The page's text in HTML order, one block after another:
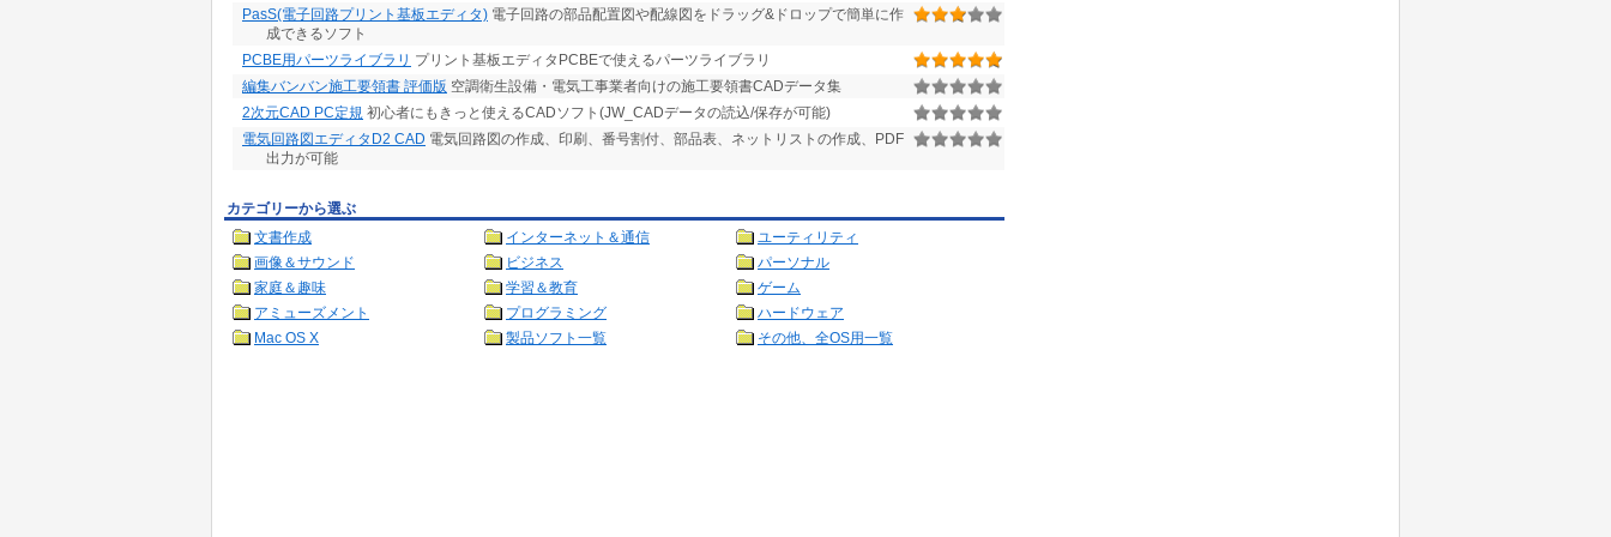
PasS(電子回路プリント基板エディタ) 電子回路の部品配置図や配線図をドラッグ&ドロップで簡単に作
成できるソフト
PCBE用パーツライブラリ プリント基板エディタPCBEで使えるパーツライブラリ
編集バンバン施工要領書 評価版 空調衛生設備・電気工事業者向けの施工要領書CADデータ集
2次元CAD PC定規 初心者にもきっと使えるCADソフト(JW_CADデータの読込/保存が可能)
電気回路図エディタD2 CAD 電気回路図の作成、印刷、番号割付、部品表、ネットリストの作成、PDF
出力が可能
カテゴリーから選ぶ
文書作成
インターネット＆通信
ユーティリティ
画像＆サウンド
ビジネス
パーソナル
家庭＆趣味
学習＆教育
ゲーム
アミューズメント
プログラミング
ハードウェア
Mac OS X
製品ソフト一覧 その他、全OS用一覧